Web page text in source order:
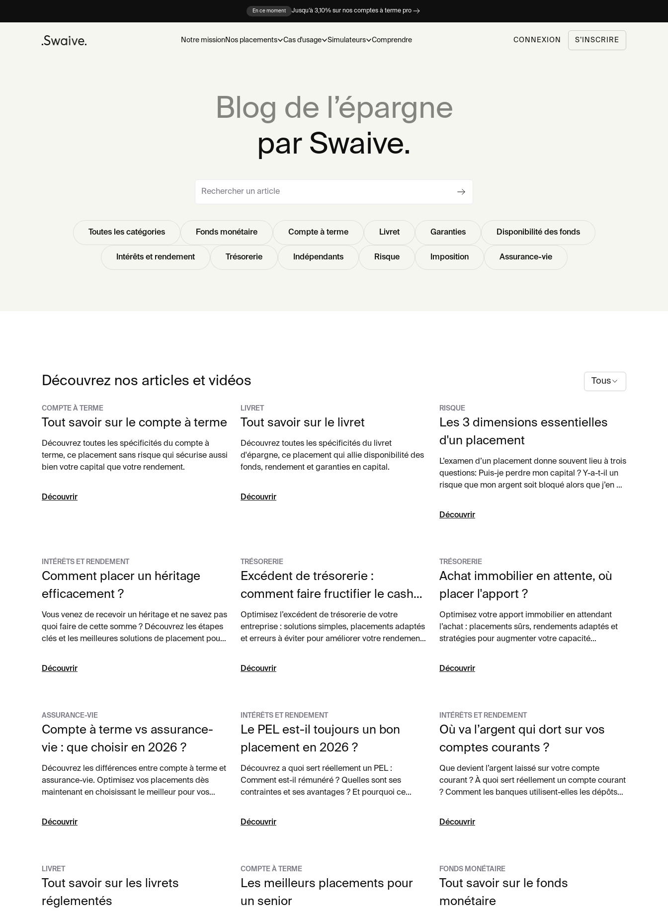
En ce moment Jusqu’à 3,10% sur nos comptes à terme pro
Notre missionNos placements Cas d'usage Simulateurs Comprendre CONNEXION S’INSCRIRE
Blog de l’épargne
par Swaive.
Toutes les catégories Fonds monétaire Compte à terme Livret Garanties Disponibilité des fonds
Intérêts et rendement Trésorerie Indépendants Risque Imposition Assurance-vie
Découvrez nos articles et vidéos Tous
COMPTE À TERME
Tout savoir sur le compte à terme
Découvrez toutes les spécificités du compte à
terme, ce placement sans risque qui sécurise aussi
bien votre capital que votre rendement.
Découvrir
LIVRET
Tout savoir sur le livret
Découvrez toutes les spécificités du livret
d'épargne, ce placement qui allie disponibilité des
fonds, rendement et garanties en capital.
Découvrir
RISQUE
Les 3 dimensions essentielles
d'un placement
L’examen d’un placement donne souvent lieu à trois
questions: Puis-je perdre mon capital ? Y-a-t-il un
risque que mon argent soit bloqué alors que j’en ai
Découvrir
INTÉRÊTS ET RENDEMENT
Comment placer un héritage
efficacement ?
Vous venez de recevoir un héritage et ne savez pas
quoi faire de cette somme ? Découvrez les étapes
clés et les meilleures solutions de placement pour
Découvrir
TRÉSORERIE
Excédent de trésorerie :
comment faire fructifier le cash
de votre entreprise ?
Optimisez l’excédent de trésorerie de votre
entreprise : solutions simples, placements adaptés
et erreurs à éviter pour améliorer votre rendement
Découvrir
TRÉSORERIE
Achat immobilier en attente, où
placer l'apport ?
Optimisez votre apport immobilier en attendant
l’achat : placements sûrs, rendements adaptés et
stratégies pour augmenter votre capacité
Découvrir
ASSURANCE-VIE
Compte à terme vs assurance-
vie : que choisir en 2026 ?
Découvrez les différences entre compte à terme et
assurance-vie. Optimisez vos placements dès
maintenant en choisissant le meilleur pour vos
Découvrir
INTÉRÊTS ET RENDEMENT
Le PEL est-il toujours un bon
placement en 2026 ?
Découvrez a quoi sert réellement un PEL :
Comment est-il rémunéré ? Quelles sont ses
contraintes et ses avantages ? Et pourquoi ce
Découvrir
INTÉRÊTS ET RENDEMENT
Où va l’argent qui dort sur vos
comptes courants ?
Que devient l’argent laissé sur votre compte
courant ? À quoi sert réellement un compte courant
? Comment les banques utilisent-elles les dépôts
Découvrir
LIVRET
Tout savoir sur les livrets
réglementés
COMPTE À TERME
Les meilleurs placements pour
un senior
FONDS MONÉTAIRE
Tout savoir sur le fonds
monétaire